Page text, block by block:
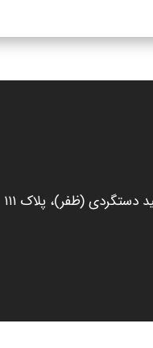
دستگردی (ظفر)، پلاک ۱۱۱